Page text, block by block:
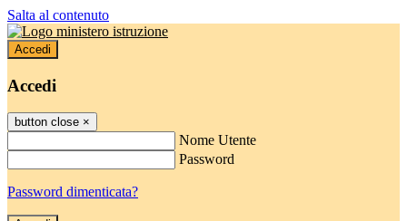
Salta al contenuto
Accedi
Accedi
button close ×
Nome Utente
Password
Password dimenticata?